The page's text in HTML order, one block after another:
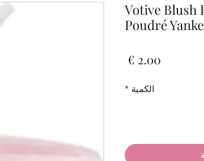
Votive Blush
Poudré
السعر
الكمية *